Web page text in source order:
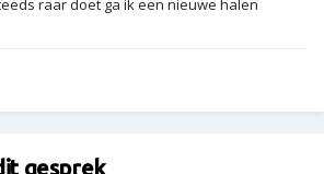
raar doet ga ik een nieuwe halen
gesprek